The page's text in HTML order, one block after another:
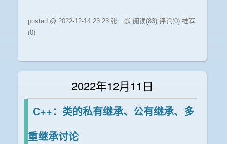
posted @ 2022-12-14 23:23 张一默 阅读(83) 评论(0) 推荐
(0)
2022年12月11日
C++：类的私有继承、公有继承、多
重继承讨论